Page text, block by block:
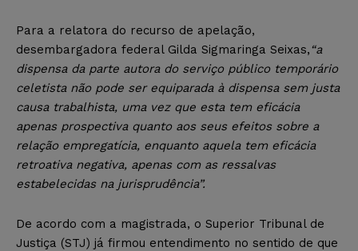
Para a relatora do recurso de apelação,
desembargadora federal Gilda Sigmaringa Seixas,“a
dispensa da parte autora do serviço público temporário
celetista não pode ser equiparada à dispensa sem justa
causa trabalhista, uma vez que esta tem eficácia
apenas prospectiva quanto aos seus efeitos sobre a
relação empregatícia, enquanto aquela tem eficácia
retroativa negativa, apenas com as ressalvas
estabelecidas na jurisprudência”.
De acordo com a magistrada, o Superior Tribunal de
Justiça (STJ) já firmou entendimento no sentido de que